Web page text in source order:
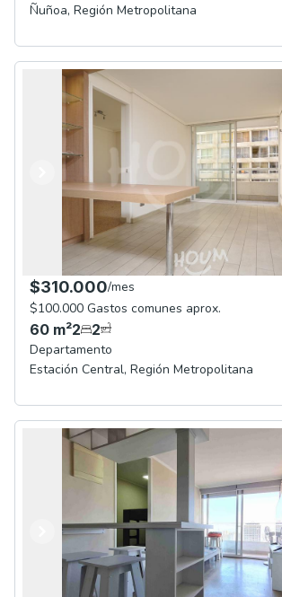
Ñuñoa, Región Metropolitana
Anterior
Siguiente
$310.000/mes
$100.000 Gastos comunes aprox.
60 m²2 2
Departamento
Estación Central, Región Metropolitana
Anterior
Siguiente